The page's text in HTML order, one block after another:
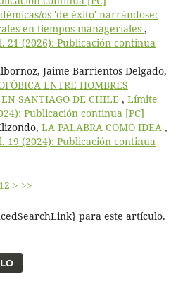
os 'de éxito' narrándose:
en tiempos manageriales ,
21 (2026): Publicación continua
Jaime Barrientos Delgado,
ENTRE HOMBRES
SANTIAGO DE CHILE , Límite
Publicación continua [PC]
LA PALABRA COMO IDEA ,
19 (2024): Publicación continua
12 > >>
para este artículo.